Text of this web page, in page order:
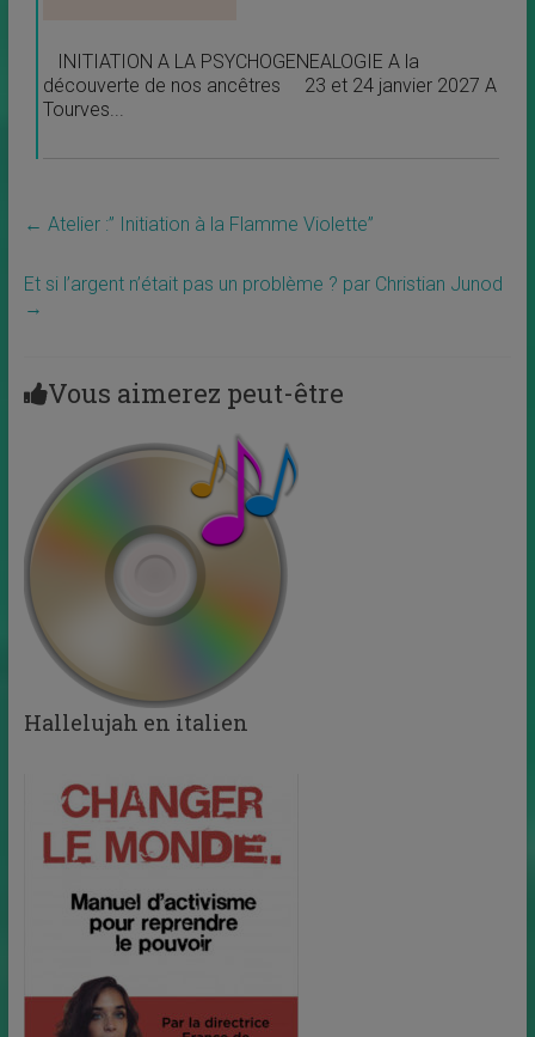
INITIATION A LA PSYCHOGENEALOGIE A la
découverte de nos ancêtres 23 et 24 janvier 2027 A
Tourves...
← Atelier :” Initiation à la Flamme Violette”
Et si l’argent n’était pas un problème ? par Christian Junod
→
Vous aimerez peut-être
Hallelujah en italien